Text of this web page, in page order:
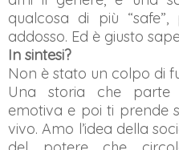
qualcosa di più
addosso. Ed è giusto
In sintesi?
Non è stato un colpo di
Una storia che parte
emotiva e poi ti prende
vivo. Amo l’idea della